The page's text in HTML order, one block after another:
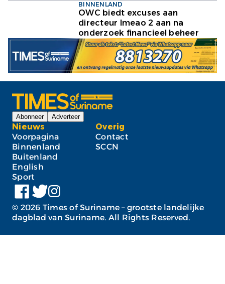
BINNENLAND
OWC biedt excuses aan
directeur Imeao 2 aan na
onderzoek financieel beheer
Abonneer Adverteer
Nieuws
Voorpagina
Binnenland
Buitenland
English
Sport
Overig
Contact
SCCN
© 2026 Times of Suriname – grootste landelijke
dagblad van Suriname. All Rights Reserved.